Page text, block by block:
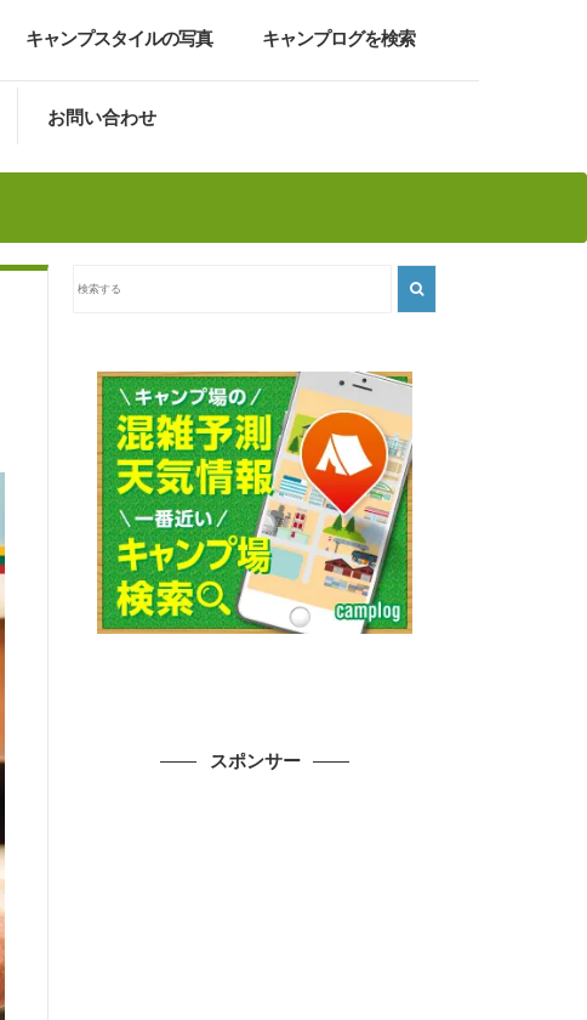
キャンプスタイルの写真 キャンプログを検索
お問い合わせ
スポンサー